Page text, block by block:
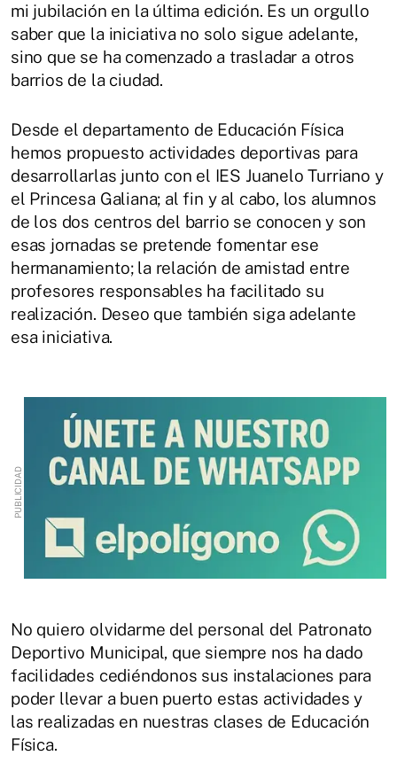
mi jubilación en la última edición. Es un orgullo
saber que la iniciativa no solo sigue adelante,
sino que se ha comenzado a trasladar a otros
barrios de la ciudad.
Desde el departamento de Educación Física
hemos propuesto actividades deportivas para
desarrollarlas junto con el IES Juanelo Turriano y
el Princesa Galiana; al fin y al cabo, los alumnos
de los dos centros del barrio se conocen y son
esas jornadas se pretende fomentar ese
hermanamiento; la relación de amistad entre
profesores responsables ha facilitado su
realización. Deseo que también siga adelante
esa iniciativa.
No quiero olvidarme del personal del Patronato
Deportivo Municipal, que siempre nos ha dado
facilidades cediéndonos sus instalaciones para
poder llevar a buen puerto estas actividades y
las realizadas en nuestras clases de Educación
Física.